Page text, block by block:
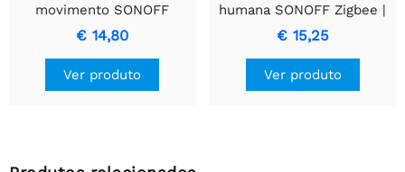
movimento SONOFF
Zigbee | SNZB-03P
€ 14,80
Ver produto
humana SONOFF Zigbee |
SNZB-06P
€ 15,25
Ver produto